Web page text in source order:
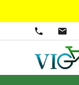
phone mail